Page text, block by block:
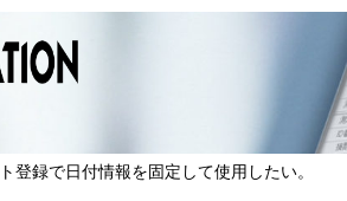
登録で日付情報を固定して使用したい。